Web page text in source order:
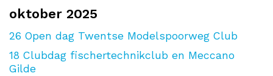
oktober 2025
26 Open dag Twentse Modelspoorweg Club
18 Clubdag fischertechnikclub en Meccano
Gilde